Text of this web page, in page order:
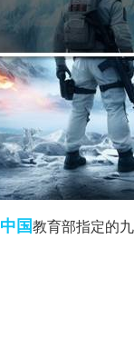
中国教育部指定的